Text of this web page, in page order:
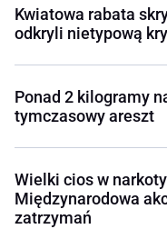
Kwiatowa rabata
odkryli nietypową
Ponad 2 kilogramy
tymczasowy areszt
Wielki cios w
Międzynarodowa
zatrzymań